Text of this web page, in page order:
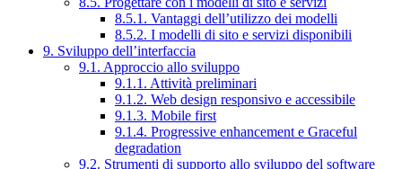
8.5.1. Vantaggi dell’utilizzo dei modelli
8.5.2. I modelli di sito e servizi disponibili
9. Sviluppo dell’interfaccia
9.1. Approccio allo sviluppo
9.1.1. Attività preliminari
9.1.2. Web design responsivo e accessibile
9.1.3. Mobile first
9.1.4. Progressive enhancement e Graceful
degradation
9.2. Strumenti di supporto allo sviluppo del software